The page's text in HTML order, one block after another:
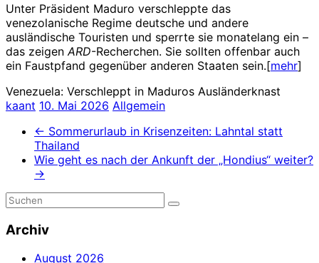
Unter Präsident Maduro verschleppte das
venezolanische Regime deutsche und andere
ausländische Touristen und sperrte sie monatelang ein –
das zeigen ARD-Recherchen. Sie sollten offenbar auch
ein Faustpfand gegenüber anderen Staaten sein.[mehr]
Venezuela: Verschleppt in Maduros Ausländerknast
kaant 10. Mai 2026 Allgemein
← Sommerurlaub in Krisenzeiten: Lahntal statt
Thailand
Wie geht es nach der Ankunft der „Hondius“ weiter?
→
Archiv
August 2026